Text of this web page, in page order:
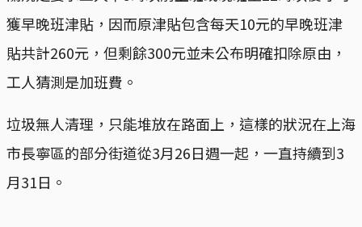
獲早晚班津貼，因而原津貼包含每天10元的早晚班津
貼共計260元，但剩餘300元並未公布明確扣除原由，
工人猜測是加班費。
垃圾無人清理，只能堆放在路面上，這樣的狀況在上海
市長寧區的部分街道從3月26日週一起，一直持續到3
月31日。